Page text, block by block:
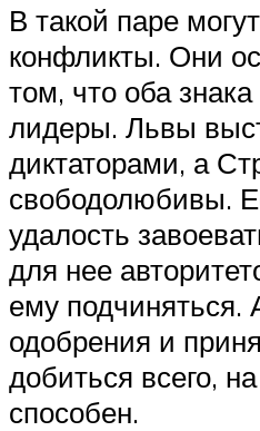
В такой паре
конфликты. Они
том, что оба
лидеры. Львы
диктаторами, а
свободолюбивы.
удалость
для нее
ему подчиняться.
одобрения и
добиться всего,
способен.